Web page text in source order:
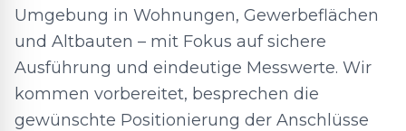
Umgebung in Wohnungen, Gewerbeflächen
und Altbauten – mit Fokus auf sichere
Ausführung und eindeutige Messwerte. Wir
kommen vorbereitet, besprechen die
gewünschte Positionierung der Anschlüsse